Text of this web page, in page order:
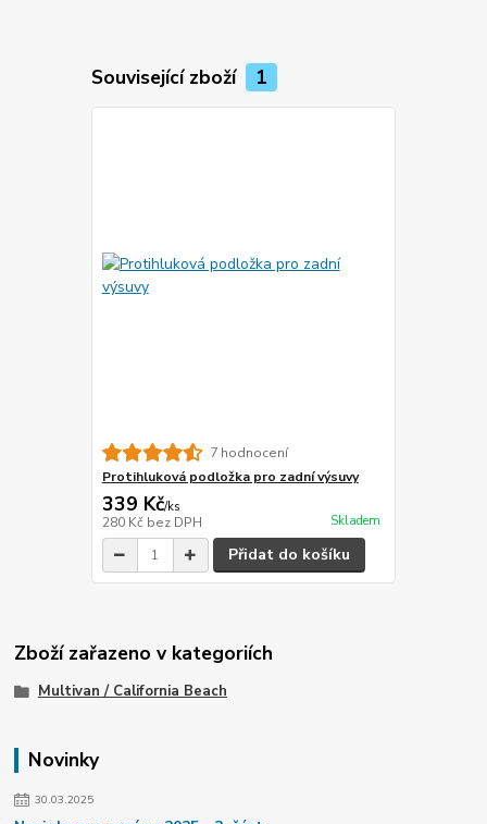
Novinky
30.03.2025
Související zboží 1
7 hodnocení
Protihluková podložka pro zadní výsuvy
339 Kč/ks
280 Kč bez DPH Skladem
Přidat do košíku
Zboží zařazeno v kategoriích
Multivan / California Beach